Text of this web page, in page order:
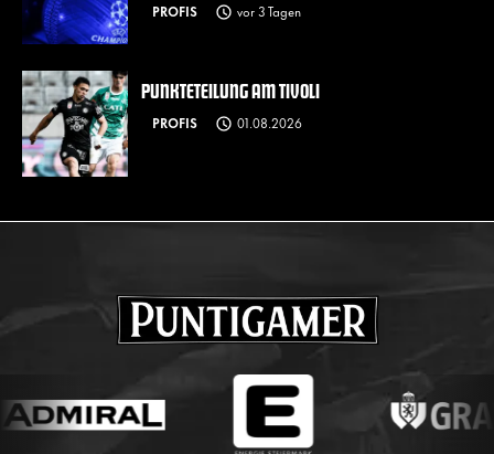
PROFIS vor 3 Tagen
PUNKTETEILUNG AM TIVOLI
PROFIS 01.08.2026